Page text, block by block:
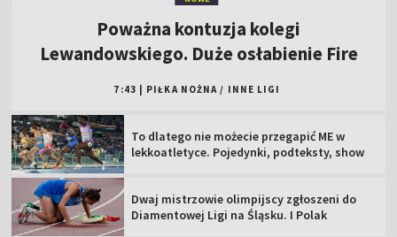
Poważna kontuzja kolegi
Lewandowskiego. Duże osłabienie Fire
7:43 PIŁKA NOŻNA / INNE LIGI
To dlatego nie możecie przegapić ME w
lekkoatletyce. Pojedynki, podteksty, show
Dwaj mistrzowie olimpijscy zgłoszeni do
Diamentowej Ligi na Śląsku. I Polak